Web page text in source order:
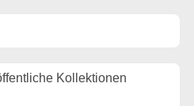
Kollektionen